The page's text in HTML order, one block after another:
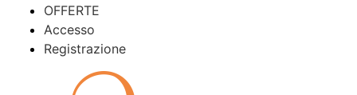
OFFERTE
Accesso
Registrazione